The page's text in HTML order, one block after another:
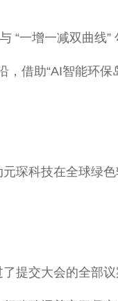
“一增一减双曲线
借助“AI智能环
琛科技在全球绿
提交大会的全部